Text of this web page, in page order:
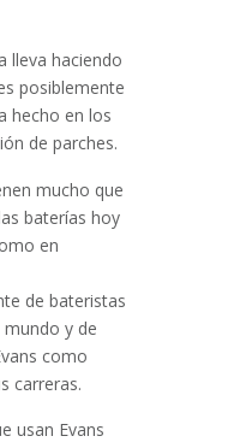
lleva haciendo
posiblemente
hecho en los
de parches.
mucho que
baterías hoy
en
de bateristas
y de
como
carreras.
usan Evans